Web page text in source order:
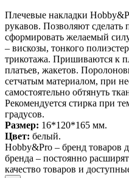
Плечевые накладки
рукавов. Позволяют сделать
сформировать желаемый
– вискозы, тонкого
трикотажа. Пришиваются к
платьев, жакетов.
сетчатым материалом, при
самостоятельно обтянуть
Рекомендуется стирка при
градусов.
Размер: 16*120*165 мм.
Цвет: белый.
Hobby&Pro – бренд товаров
бренда – постоянно
качество товаров и